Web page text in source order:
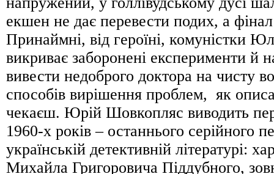
екшен не дає перевести подих, а
Принаймні, від героїні, комуністки
викриває заборонені експерименти й
вивести недоброго доктора на чисту
способів вирішення проблем, як
чекаєш. Юрій Шовкопляс виводить
1960-х років – останнього серійного
українській детективній літературі:
Михайла Григоровича Піддубного,